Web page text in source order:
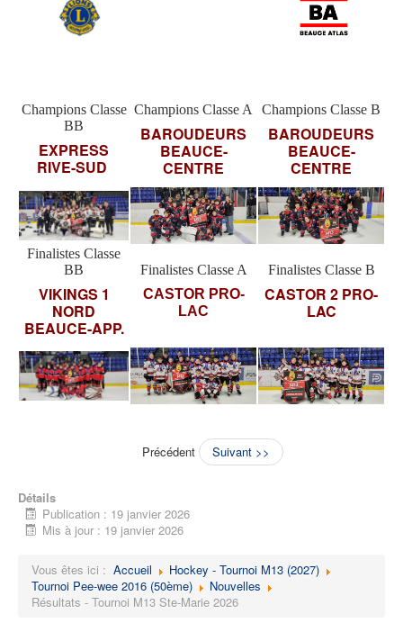
Champions Classe
BB
EXPRESS
RIVE-SUD
Champions Classe A
BAROUDEURS
BEAUCE-
CENTRE
Champions Classe B
BAROUDEURS
BEAUCE-
CENTRE
Finalistes Classe
BB
VIKINGS 1
NORD
BEAUCE-APP.
Finalistes Classe A
CASTOR PRO-
LAC
Finalistes Classe B
CASTOR 2 PRO-
LAC
Précédent Suivant >>
Détails
Publication : 19 janvier 2026
Mis à jour : 19 janvier 2026
Vous êtes ici : Accueil
Hockey - Tournoi M13 (2027)
Tournoi Pee-wee 2016 (50ème)
Nouvelles
Résultats - Tournoi M13 Ste-Marie 2026